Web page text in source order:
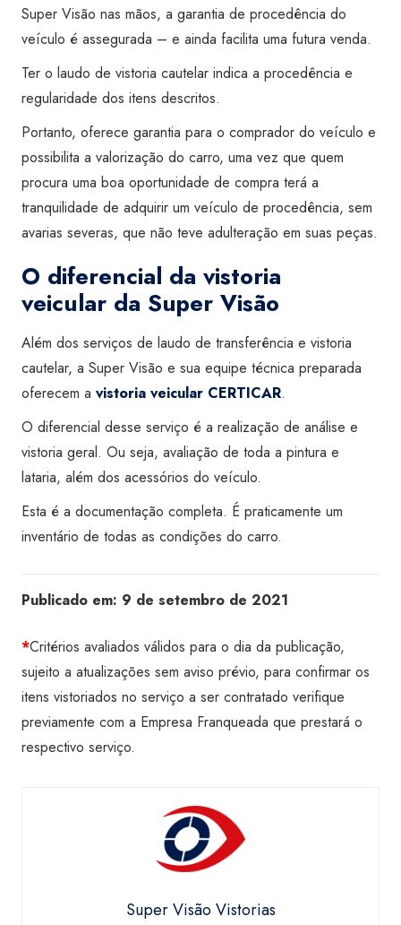
Super Visão nas mãos, a garantia de procedência do
veículo é assegurada – e ainda facilita uma futura venda.
Ter o laudo de vistoria cautelar indica a procedência e
regularidade dos itens descritos.
Portanto, oferece garantia para o comprador do veículo e
possibilita a valorização do carro, uma vez que quem
procura uma boa oportunidade de compra terá a
tranquilidade de adquirir um veículo de procedência, sem
avarias severas, que não teve adulteração em suas peças.
O diferencial da vistoria
veicular da Super Visão
Além dos serviços de laudo de transferência e vistoria
cautelar, a Super Visão e sua equipe técnica preparada
oferecem a vistoria veicular CERTICAR.
O diferencial desse serviço é a realização de análise e
vistoria geral. Ou seja, avaliação de toda a pintura e
lataria, além dos acessórios do veículo.
Esta é a documentação completa. É praticamente um
inventário de todas as condições do carro.
Publicado em: 9 de setembro de 2021
*Critérios avaliados válidos para o dia da publicação,
sujeito a atualizações sem aviso prévio, para confirmar os
itens vistoriados no serviço a ser contratado verifique
previamente com a Empresa Franqueada que prestará o
respectivo serviço.
Super Visão Vistorias